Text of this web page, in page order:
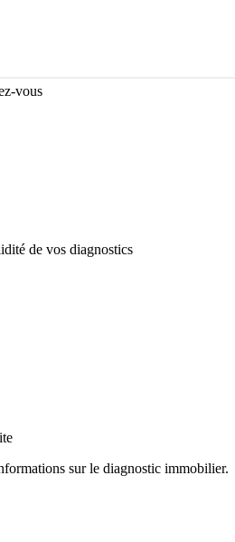
vous
de vos diagnostics
sur le diagnostic immobilier.